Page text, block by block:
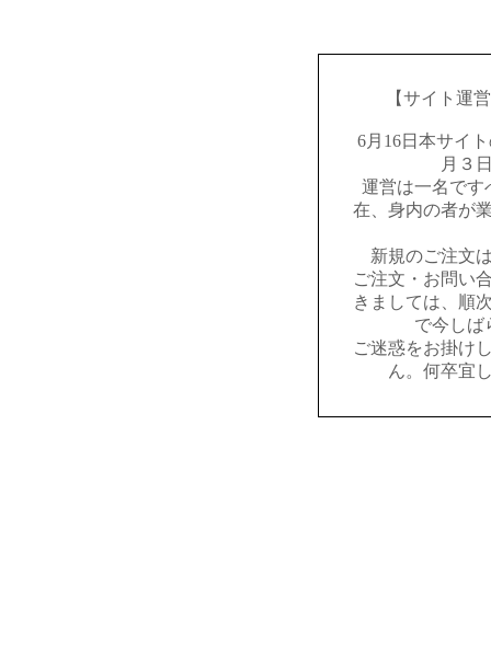
【サイト運
6月16日本サイ
月３
運営は一名です
在、身内の者が
新規のご注文
ご注文・お問い
きましては、順
で今しば
ご迷惑をお掛け
ん。何卒宜